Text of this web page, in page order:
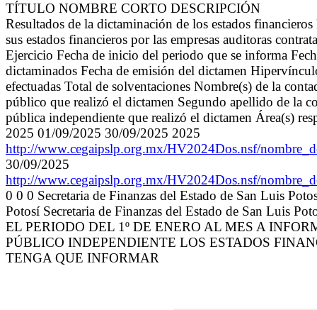
TÍTULO NOMBRE CORTO DESCRIPCIÓN
Resultados de la dictaminación de los estados
sus estados financieros por las empresas auditoras
Ejercicio Fecha de inicio del periodo que se informa
dictaminados Fecha de emisión del dictamen
efectuadas Total de solventaciones Nombre(s) de la
público que realizó el dictamen Segundo apellido de la
pública independiente que realizó el dictamen Área(s)
2025 01/09/2025 30/09/2025 2025
http://www.cegaipslp.org.mx/HV2024Dos.nsf/
30/09/2025
http://www.cegaipslp.org.mx/HV2024Dos.nsf/
0 0 0 Secretaria de Finanzas del Estado de San Luis
Potosí Secretaria de Finanzas del Estado de San Luis
EL PERIODO DEL 1º DE ENERO AL MES A
PÚBLICO INDEPENDIENTE LOS ESTADOS
TENGA QUE INFORMAR